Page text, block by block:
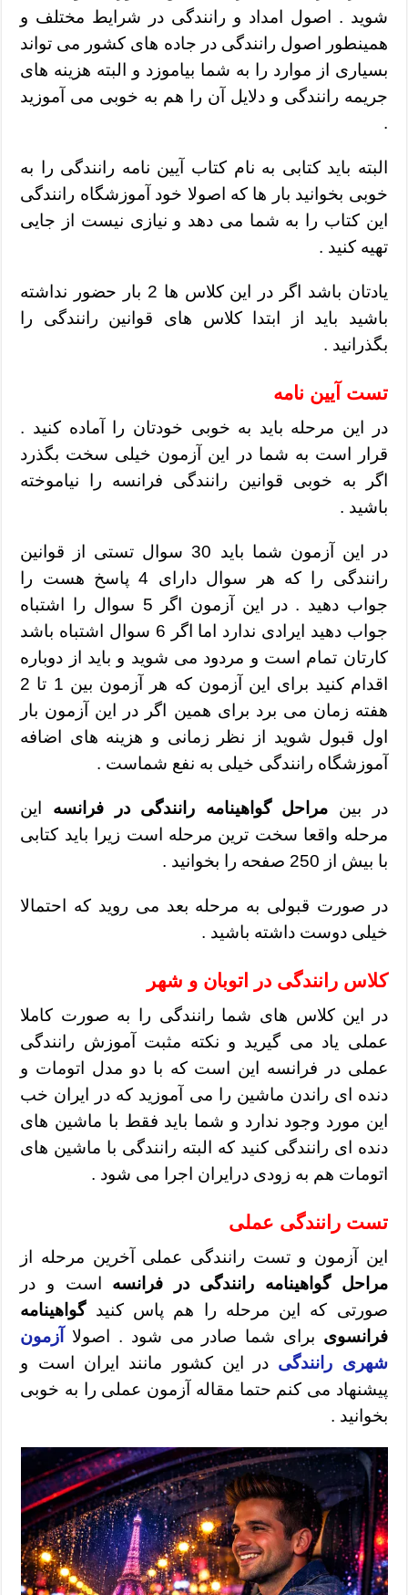
شوید . اصول امداد و رانندگی در شرایط مختلف و
همینطور اصول رانندگی در جاده های کشور می تواند
بسیاری از موارد را به شما بیاموزد و البته هزینه های
جریمه رانندگی و دلایل آن را هم به خوبی می آموزید
.
البته باید کتابی به نام کتاب آیین نامه رانندگی را به
خوبی بخوانید بار ها که اصولا خود آموزشگاه رانندگی
این کتاب را به شما می دهد و نیازی نیست از جایی
تهیه کنید .
یادتان باشد اگر در این کلاس ها 2 بار حضور نداشته
باشید باید از ابتدا کلاس های قوانین رانندگی را
بگذرانید .
تست آیین نامه
در این مرحله باید به خوبی خودتان را آماده کنید .
قرار است به شما در این آزمون خیلی سخت بگذرد
اگر به خوبی قوانین رانندگی فرانسه را نیاموخته
باشید .
در این آزمون شما باید 30 سوال تستی از قوانین
رانندگی را که هر سوال دارای 4 پاسخ هست را
جواب دهید . در این آزمون اگر 5 سوال را اشتباه
جواب دهید ایرادی ندارد اما اگر 6 سوال اشتباه باشد
کارتان تمام است و مردود می شوید و باید از دوباره
اقدام کنید برای این آزمون که هر آزمون بین 1 تا 2
هفته زمان می برد برای همین اگر در این آزمون بار
اول قبول شوید از نظر زمانی و هزینه های اضافه
آموزشگاه رانندگی خیلی به نفع شماست .
در بین مراحل گواهینامه رانندگی در فرانسه این
مرحله واقعا سخت ترین مرحله است زیرا باید کتابی
با بیش از 250 صفحه را بخوانید .
در صورت قبولی به مرحله بعد می روید که احتمالا
خیلی دوست داشته باشید .
کلاس رانندگی در اتوبان و شهر
در این کلاس های شما رانندگی را به صورت کاملا
عملی یاد می گیرید و نکته مثبت آموزش رانندگی
عملی در فرانسه این است که با دو مدل اتومات و
دنده ای راندن ماشین را می آموزید که در ایران خب
این مورد وجود ندارد و شما باید فقط با ماشین های
دنده ای رانندگی کنید که البته رانندگی با ماشین های
اتومات هم به زودی درایران اجرا می شود .
تست رانندگی عملی
این آزمون و تست رانندگی عملی آخرین مرحله از
مراحل گواهینامه رانندگی در فرانسه است و در
صورتی که این مرحله را هم پاس کنیدگواهینامه
فرانسوی برای شما صادر می شود . اصولا
آزمون
شهری رانندگی در این کشور مانند ایران است و
پیشنهاد می کنم حتما مقاله آزمون عملی را به خوبی
بخوانید .